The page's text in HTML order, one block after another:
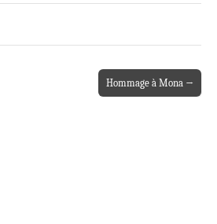
Hommage à Mona →